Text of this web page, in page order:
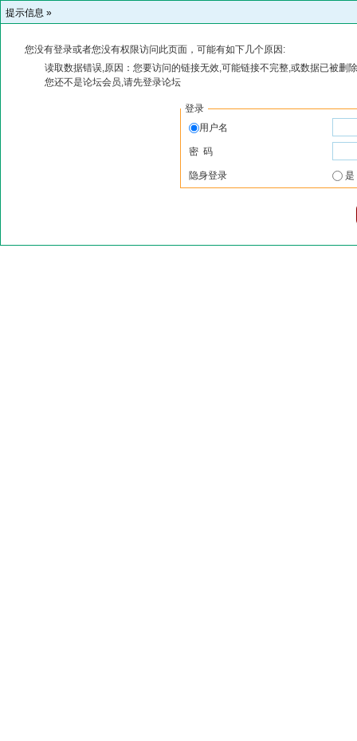
提示信息 »
您没有登录或者您没有权限访问此页面，可能有如下几个原因:
读取数据错误,原因：您要访问的链接无效,可能链接不完整,或数据已被删
您还不是论坛会员,请先登录论坛
登录
用户名
密 码
隐身登录